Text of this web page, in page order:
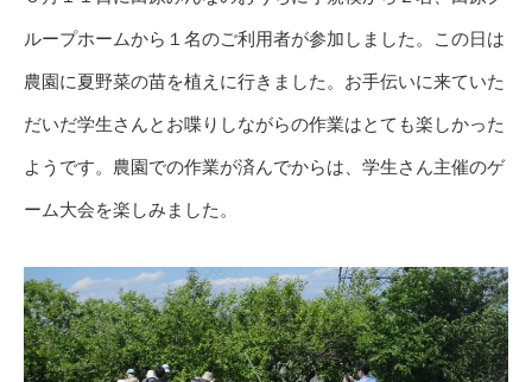
ループホームから１名のご利用者が参加しました。この日は
農園に夏野菜の苗を植えに行きました。お手伝いに来ていた
だいだ学生さんとお喋りしながらの作業はとても楽しかった
ようです。農園での作業が済んでからは、学生さん主催のゲ
ーム大会を楽しみました。